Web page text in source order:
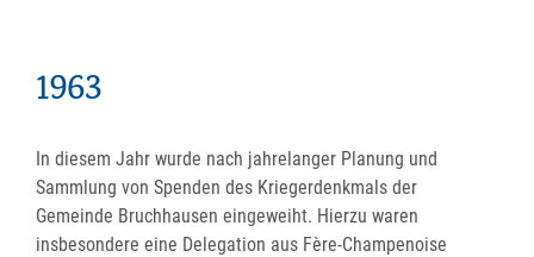
1963
In diesem Jahr wurde nach jahrelanger Planung und
Sammlung von Spenden des Kriegerdenkmals der
Gemeinde Bruchhausen eingeweiht. Hierzu waren
insbesondere eine Delegation aus Fère-Champenoise